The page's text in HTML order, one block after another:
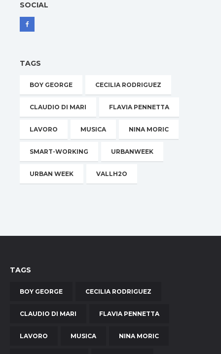
SOCIAL
TAGS
BOY GEORGE CECILIA RODRIGUEZ
CLAUDIO DI MARI FLAVIA PENNETTA
LAVORO MUSICA NINA MORIC
SMART-WORKING URBANWEEK
URBAN WEEK VALLH2O
TAGS
BOY GEORGE CECILIA RODRIGUEZ
CLAUDIO DI MARI FLAVIA PENNETTA
LAVORO MUSICA NINA MORIC